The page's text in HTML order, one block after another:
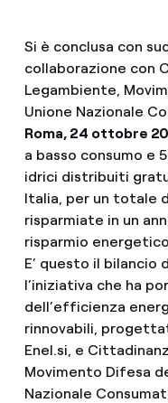
Si è conclusa con
collaborazione con
Legambiente,
Unione Nazionale
Roma, 24 ottobre
a basso consumo e
idrici distribuiti
Italia, per un totale
risparmiate in un
risparmio
E’ questo il bilancio
l’iniziativa che ha
dell’efficienza
rinnovabili,
Enel.si, e
Movimento Difesa
Nazionale